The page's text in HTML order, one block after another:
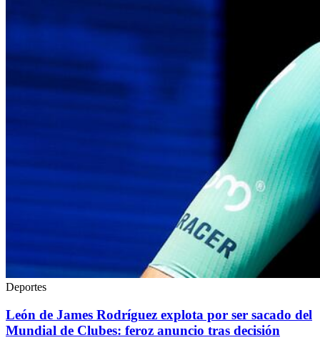
Deportes
León de James Rodríguez explota por ser sacado del
Mundial de Clubes: feroz anuncio tras decisión